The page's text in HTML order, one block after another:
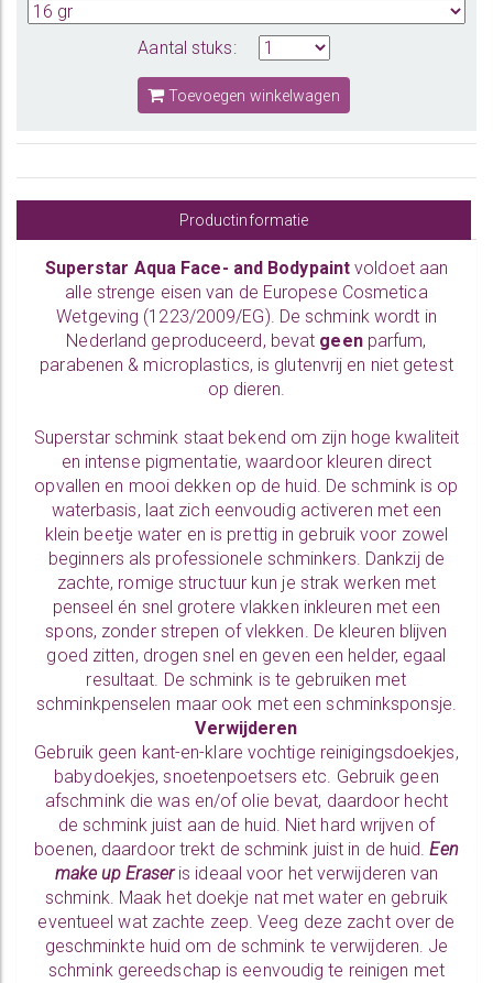
Aantal stuks:
Toevoegen winkelwagen
Productinformatie
Superstar Aqua Face- and Bodypaintvoldoet aan
alle strenge eisen van de Europese Cosmetica
Wetgeving (1223/2009/EG). De schmink wordt in
Nederland geproduceerd, bevat geenparfum,
parabenen & microplastics, is glutenvrij en niet getest
op dieren.
Superstar schmink staat bekend om zijn hoge kwaliteit
en intense pigmentatie, waardoor kleuren direct
opvallen en mooi dekken op de huid. De schmink is op
waterbasis, laat zich eenvoudig activeren met een
klein beetje water en is prettig in gebruik voor zowel
beginners als professionele schminkers. Dankzij de
zachte, romige structuur kun je strak werken met
penseel én snel grotere vlakken inkleuren met een
spons, zonder strepen of vlekken. De kleuren blijven
goed zitten, drogen snel en geven een helder, egaal
resultaat. De schmink is te gebruiken met
schminkpenselen maar ook met eenschminksponsje.
Verwijderen
Gebruik geen kant-en-klare vochtige reinigingsdoekjes,
babydoekjes, snoetenpoetsers etc. Gebruik geen
afschmink die was en/of olie bevat, daardoor hecht
de schmink juist aan de huid. Niet hard wrijven of
boenen, daardoor trekt de schmink juist in de huid.Een
make up Eraseris ideaal voor het verwijderen van
schmink. Maak het doekje nat met water en gebruik
eventueel wat zachte zeep. Veeg deze zacht over de
geschminkte huid om de schmink te verwijderen. Je
schmink gereedschap is eenvoudig te reinigen met